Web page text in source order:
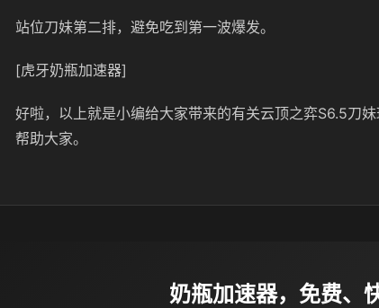
站位刀妹第二排，避免吃到第一波爆发。
[虎牙奶瓶加速器]
好啦，以上就是小编给大家带来的有关云顶之弈S6.5刀
帮助大家。
奶瓶加速器，免费、